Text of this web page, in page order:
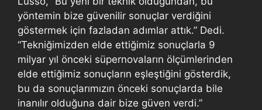
yöntemin bize güvenilir sonuçlar verdiğini
göstermek için fazladan adımlar attık.” Dedi.
“Tekniğimizden elde ettiğimiz sonuçlarla 9
milyar yıl önceki süpernovaların ölçümlerinden
elde ettiğimiz sonuçların eşleştiğini gösterdik,
bu da sonuçlarımızın önceki sonuçlarda bile
inanılır olduğuna dair bize güven verdi.”